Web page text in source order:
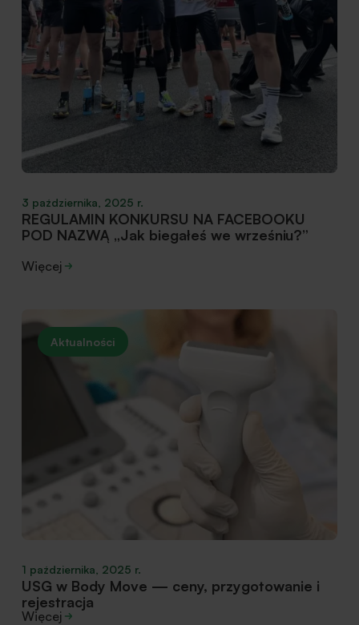
3 października, 2025 r.
REGULAMIN KONKURSU NA FACEBOOKU
POD NAZWĄ „Jak biegałeś we wrześniu?”
Więcej
Aktualności
1 października, 2025 r.
USG w Body Move — ceny, przygotowanie i
rejestracja
Więcej